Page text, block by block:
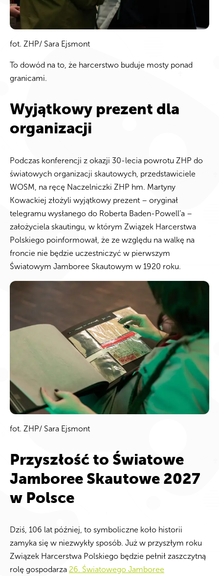
fot. ZHP/ Sara Ejsmont
To dowód na to, że harcerstwo buduje mosty ponad
granicami.
Wyjątkowy prezent dla
organizacji
Podczas konferencji z okazji 30-lecia powrotu ZHP do
światowych organizacji skautowych, przedstawiciele
WOSM, na ręcę Naczelniczki ZHP hm. Martyny
Kowackiej złożyli wyjątkowy prezent – oryginał
telegramu wysłanego do Roberta Baden-Powell’a –
założyciela skautingu, w którym Związek Harcerstwa
Polskiego poinformował, że ze względu na walkę na
froncie nie będzie uczestniczyć w pierwszym
Światowym Jamboree Skautowym w 1920 roku.
fot. ZHP/ Sara Ejsmont
Przyszłość to Światowe
Jamboree Skautowe 2027
w Polsce
Dziś, 106 lat później, to symboliczne koło historii
zamyka się w niezwykły sposób. Już w przyszłym roku
Związek Harcerstwa Polskiego będzie pełnił zaszczytną
rolę gospodarza 26. Światowego Jamboree